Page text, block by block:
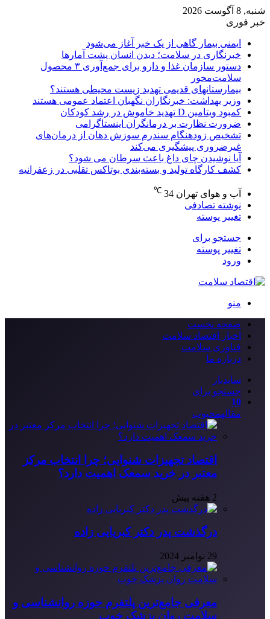
شنبه, 8 آگوست 2026
خبر فوری
ایمنی بیمار گاهی از یک خبر آغاز می‌شود
خبرنگاری در سلامت؛ دیدن انسان پشت آمارها
دستور سازمان غذا و دارو برای جمع‌آوری ۳ محصول
سلامت‌محور
بیمارستانهای قدیمی تهدید زیست محیطی هستند؟
وزیر بهداشت: خبرنگاران نگهبان اعتماد عمومی هستند
کمبود ویتامین D تهدید خاموش در رشد کودکان
ضرورت نظارت بر درمانگران اینستاگرامی
تشخیص زودهنگام سندرم سوزش دهان از درمان‌های
غیرضروری پیشگیری می‌کند
آیا نوشیدن چای داغ باعث سرطان می شود؟
کشف کارگاه تولید و بسته‌بندی بوتاکس تقلبی در زعفرانیه
آب و هوای تهران 34
℃
نوشته تصادفی
تغییر پوسته
جستجو برای
تغییر پوسته
ورود
منو
صفحه نخست
اخبار اقتصاد سلامت
فناوری سلامت
درباره ما
سایدبار
جستجو برای
10
مقالهمحبوب
اقتصاد تجهیزات شنوایی؛ چرا انتخاب مرکز
معتبر در خرید سمعک اهمیت دارد؟
2 هفته پیش
درگذشت پدر دکتر کبریایی زاده
29 نوامبر 2024
معرفی جامع‌ترین پلتفرم حوزه روانشناسی و
سلامت روان پزشک خوب